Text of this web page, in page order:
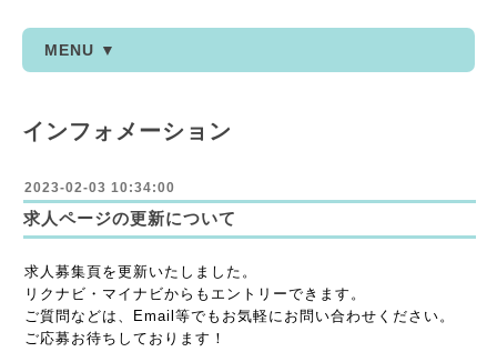
MENU ▼
インフォメーション
2023-02-03 10:34:00
求人ページの更新について
求人募集頁を更新いたしました。
リクナビ・マイナビからもエントリーできます。
ご質問などは、Email等でもお気軽にお問い合わせください。
ご応募お待ちしております！